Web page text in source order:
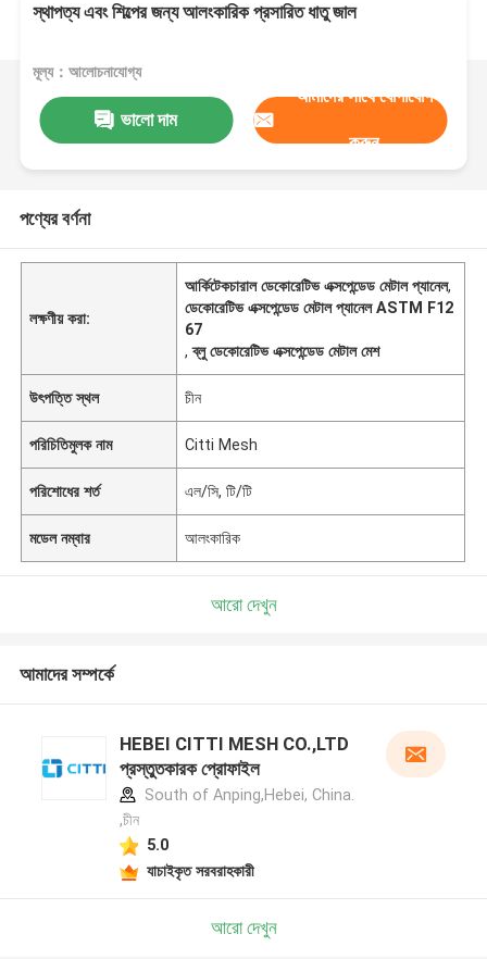
স্থাপত্য এবং শিল্পের জন্য আলংকারিক প্রসারিত ধাতু জাল
মূল্য：আলোচনাযোগ্য
ভালো দাম
আমাদের সাথে যোগাযোগ
করুন
পণ্যের বর্ণনা
লক্ষণীয় করা:
আর্কিটেকচারাল ডেকোরেটিভ এক্সপেন্ডেড মেটাল প্যানেল,
ডেকোরেটিভ এক্সপেন্ডেড মেটাল প্যানেল ASTM F12
67
,ব্লু ডেকোরেটিভ এক্সপেন্ডেড মেটাল মেশ
উৎপত্তি স্থল চীন
পরিচিতিমুলক নাম Citti Mesh
পরিশোধের শর্ত এল/সি, টি/টি
মডেল নম্বার আলংকারিক
আরো দেখুন
আমাদের সম্পর্কে
HEBEI CITTI MESH CO.,LTD
প্রস্তুতকারক প্রোফাইল
South of Anping,Hebei, China.
,চীন
5.0
যাচাইকৃত সরবরাহকারী
আরো দেখুন